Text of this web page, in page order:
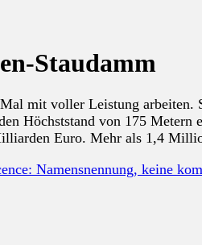
Staudamm
mit voller Leistung
Höchststand von 175
Euro. Mehr als 1,4
Namensnennung, keine